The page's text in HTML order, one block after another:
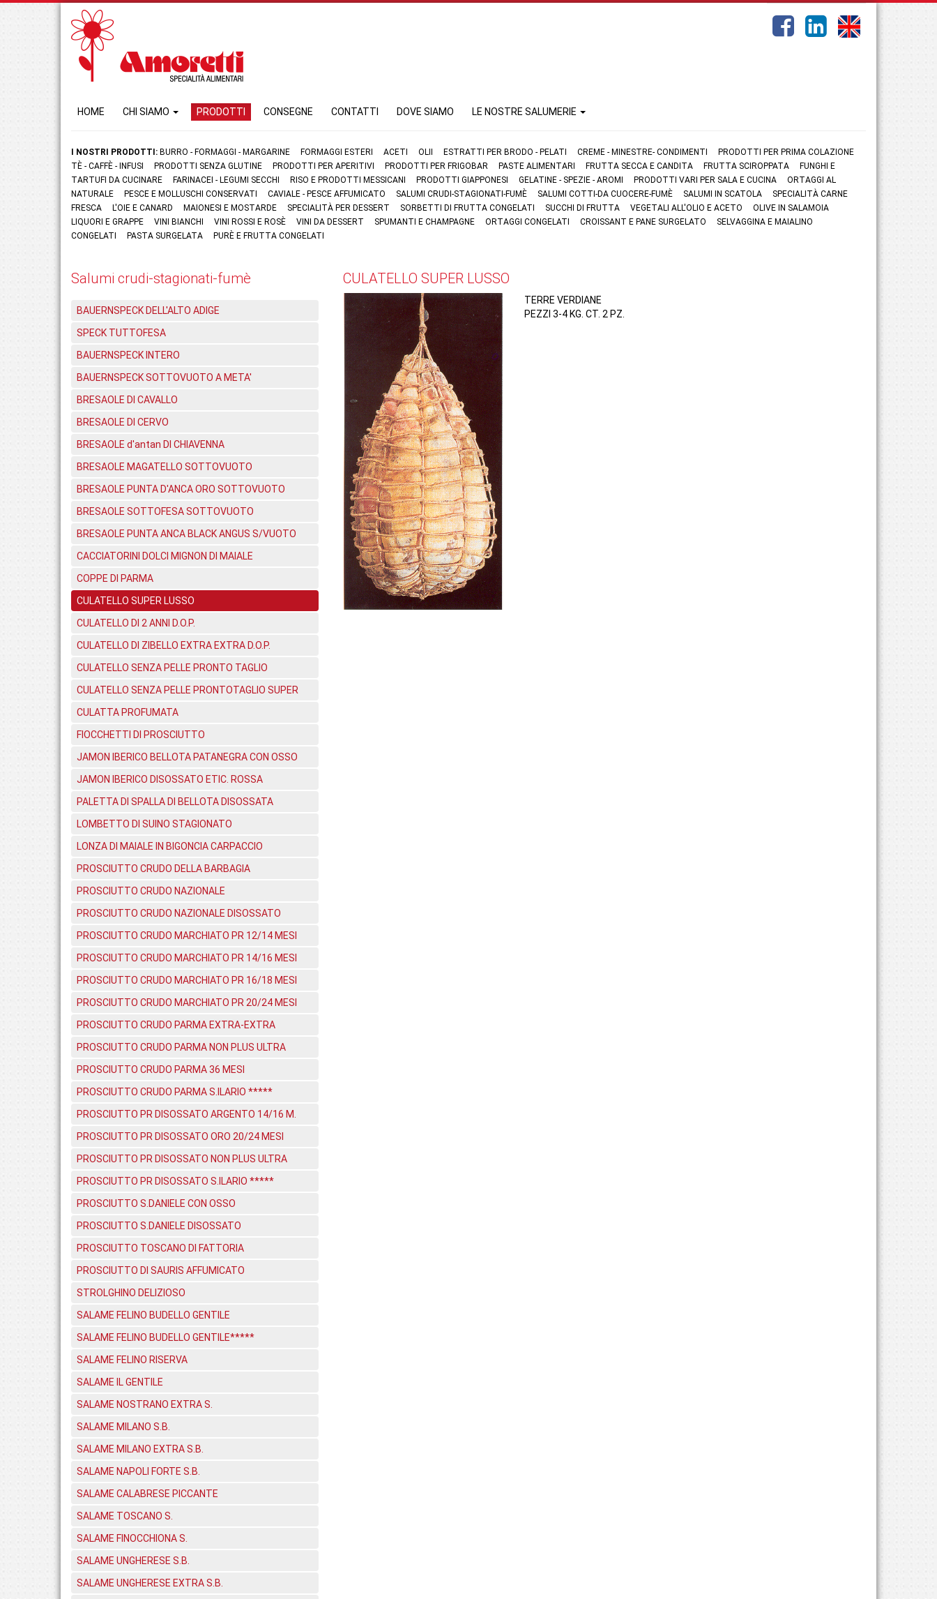
HOME CHI SIAMO PRODOTTI CONSEGNE CONTATTI DOVE SIAMO LE NOSTRE SALUMERIE
I NOSTRI PRODOTTI: BURRO - FORMAGGI - MARGARINE FORMAGGI ESTERI ACETI OLII ESTRATTI PER BRODO - PELATI CREME - MINESTRE- CONDIMENTI
PRODOTTI PER PRIMA COLAZIONE
TÈ - CAFFÈ - INFUSI
PRODOTTI SENZA GLUTINE PRODOTTI PER APERITIVI PRODOTTI PER FRIGOBAR PASTE ALIMENTARI FRUTTA SECCA E CANDITA FRUTTA SCIROPPATA
FUNGHI E
TARTUFI DA CUCINARE
FARINACEI - LEGUMI SECCHI RISO E PRODOTTI MESSICANI PRODOTTI GIAPPONESI GELATINE - SPEZIE - AROMI PRODOTTI VARI PER SALA E CUCINA
ORTAGGI AL
NATURALE
PESCE E MOLLUSCHI CONSERVATI CAVIALE - PESCE AFFUMICATO SALUMI CRUDI-STAGIONATI-FUMÈ SALUMI COTTI-DA CUOCERE-FUMÈ SALUMI IN SCATOLA
SPECIALITÀ CARNE
FRESCA
L'OIE E CANARD MAIONESI E MOSTARDE SPECIALITÀ PER DESSERT SORBETTI DI FRUTTA CONGELATI SUCCHI DI FRUTTA VEGETALI ALL'OLIO E ACETO
OLIVE IN SALAMOIA
LIQUORI E GRAPPE
VINI BIANCHI VINI ROSSI E ROSÈ VINI DA DESSERT SPUMANTI E CHAMPAGNE ORTAGGI CONGELATI CROISSANT E PANE SURGELATO
SELVAGGINA E MAIALINO
CONGELATI
PASTA SURGELATA PURÈ E FRUTTA CONGELATI
Salumi crudi-stagionati-fumè
BAUERNSPECK DELL'ALTO ADIGE
SPECK TUTTOFESA
BAUERNSPECK INTERO
BAUERNSPECK SOTTOVUOTO A META'
BRESAOLE DI CAVALLO
BRESAOLE DI CERVO
BRESAOLE d'antan DI CHIAVENNA
BRESAOLE MAGATELLO SOTTOVUOTO
BRESAOLE PUNTA D'ANCA ORO SOTTOVUOTO
BRESAOLE SOTTOFESA SOTTOVUOTO
BRESAOLE PUNTA ANCA BLACK ANGUS S/VUOTO
CACCIATORINI DOLCI MIGNON DI MAIALE
COPPE DI PARMA
CULATELLO SUPER LUSSO
CULATELLO DI 2 ANNI D.O.P.
CULATELLO DI ZIBELLO EXTRA EXTRA D.O.P.
CULATELLO SENZA PELLE PRONTO TAGLIO
CULATELLO SENZA PELLE PRONTOTAGLIO SUPER
CULATTA PROFUMATA
FIOCCHETTI DI PROSCIUTTO
JAMON IBERICO BELLOTA PATANEGRA CON OSSO
JAMON IBERICO DISOSSATO ETIC. ROSSA
PALETTA DI SPALLA DI BELLOTA DISOSSATA
LOMBETTO DI SUINO STAGIONATO
LONZA DI MAIALE IN BIGONCIA CARPACCIO
PROSCIUTTO CRUDO DELLA BARBAGIA
PROSCIUTTO CRUDO NAZIONALE
PROSCIUTTO CRUDO NAZIONALE DISOSSATO
PROSCIUTTO CRUDO MARCHIATO PR 12/14 MESI
PROSCIUTTO CRUDO MARCHIATO PR 14/16 MESI
PROSCIUTTO CRUDO MARCHIATO PR 16/18 MESI
PROSCIUTTO CRUDO MARCHIATO PR 20/24 MESI
PROSCIUTTO CRUDO PARMA EXTRA-EXTRA
PROSCIUTTO CRUDO PARMA NON PLUS ULTRA
PROSCIUTTO CRUDO PARMA 36 MESI
PROSCIUTTO CRUDO PARMA S.ILARIO *****
PROSCIUTTO PR DISOSSATO ARGENTO 14/16 M.
PROSCIUTTO PR DISOSSATO ORO 20/24 MESI
PROSCIUTTO PR DISOSSATO NON PLUS ULTRA
PROSCIUTTO PR DISOSSATO S.ILARIO *****
PROSCIUTTO S.DANIELE CON OSSO
PROSCIUTTO S.DANIELE DISOSSATO
PROSCIUTTO TOSCANO DI FATTORIA
PROSCIUTTO DI SAURIS AFFUMICATO
STROLGHINO DELIZIOSO
SALAME FELINO BUDELLO GENTILE
SALAME FELINO BUDELLO GENTILE*****
SALAME FELINO RISERVA
SALAME IL GENTILE
SALAME NOSTRANO EXTRA S.
SALAME MILANO S.B.
SALAME MILANO EXTRA S.B.
SALAME NAPOLI FORTE S.B.
SALAME CALABRESE PICCANTE
SALAME TOSCANO S.
SALAME FINOCCHIONA S.
SALAME UNGHERESE S.B.
SALAME UNGHERESE EXTRA S.B.
CULATELLO SUPER LUSSO
TERRE VERDIANE
PEZZI 3-4 KG. CT. 2 PZ.